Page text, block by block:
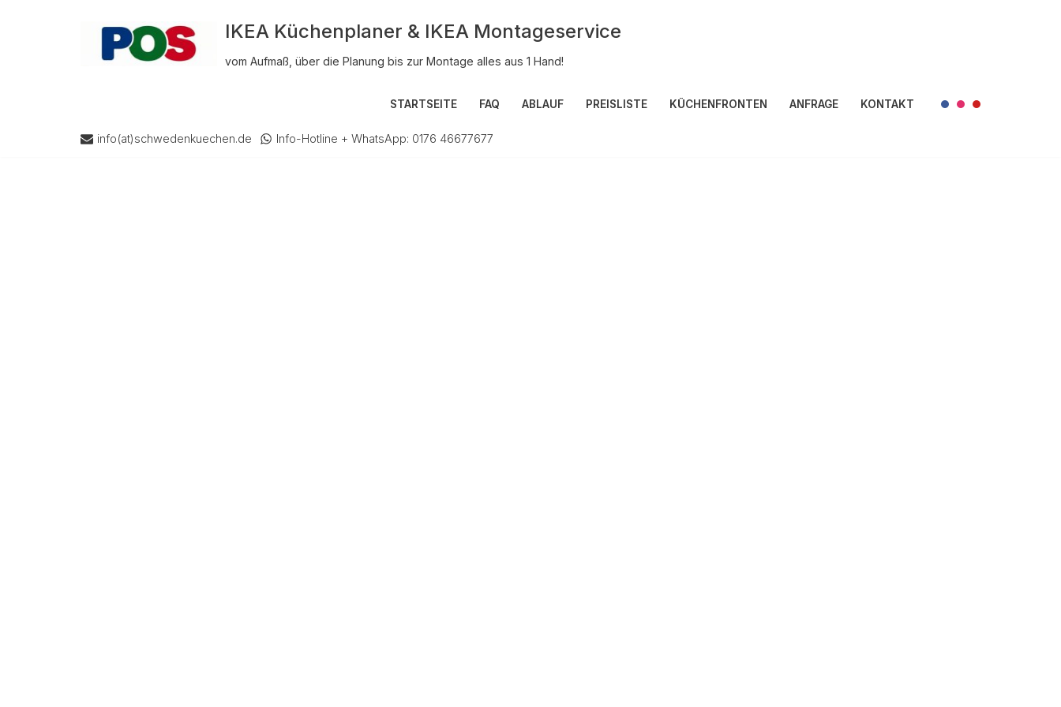
IKEA Küchenplaner & IKEA Montageservice
vom Aufmaß, über die Planung bis zur Montage alles aus 1 Hand!
STARTSEITE FAQ ABLAUF PREISLISTE KÜCHENFRONTEN ANFRAGE KONTAKT
info(at)schwedenkuechen.de Info-Hotline + WhatsApp: 0176 46677677